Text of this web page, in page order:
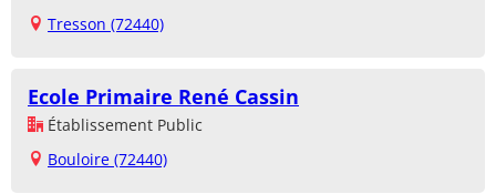
Tresson (72440)
Ecole Primaire René Cassin
Établissement Public
Bouloire (72440)